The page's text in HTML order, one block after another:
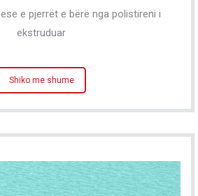
e pjerrët e bërë nga polistireni i
ekstruduar
Shiko me shume